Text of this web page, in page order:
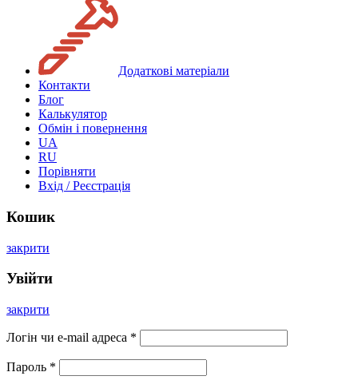
Додаткові матеріали
Контакти
Блог
Калькулятор
Обмін і повернення
UA
RU
Порівняти
Вхід / Реєстрація
Кошик
закрити
Увійти
закрити
Логін чи e-mail адреса *
Пароль *